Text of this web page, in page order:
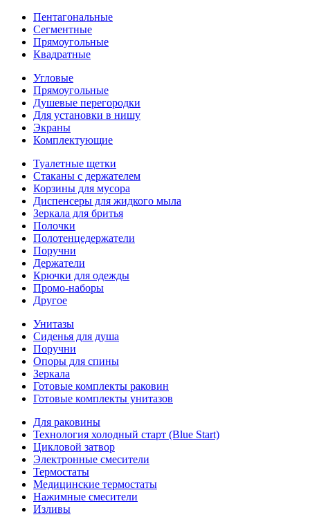
Пентагональные
Сегментные
Прямоугольные
Квадратные
Угловые
Прямоугольные
Душевые перегородки
Для установки в нишу
Экраны
Комплектующие
Туалетные щетки
Стаканы с держателем
Корзины для мусора
Диспенсеры для жидкого мыла
Зеркала для бритья
Полочки
Полотенцедержатели
Поручни
Держатели
Крючки для одежды
Промо-наборы
Другое
Унитазы
Сиденья для душа
Поручни
Опоры для спины
Зеркала
Готовые комплекты раковин
Готовые комплекты унитазов
Для раковины
Технология холодный старт (Blue Start)
Цикловой затвор
Электронные смесители
Термостаты
Медицинские термостаты
Нажимные смесители
Изливы